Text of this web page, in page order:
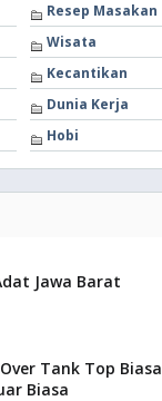
Resep Masakan
Wisata
Kecantikan
Dunia Kerja
Hobi
Jawa Barat
Tank Top Biasa
Biasa